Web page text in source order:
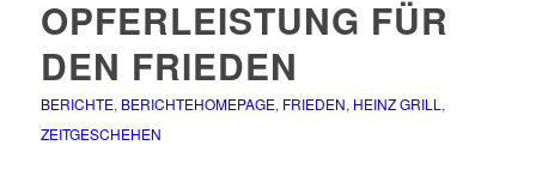
OPFERLEISTUNG FÜR
DEN FRIEDEN
BERICHTE, BERICHTEHOMEPAGE, FRIEDEN, HEINZ GRILL ,
ZEITGESCHEHEN